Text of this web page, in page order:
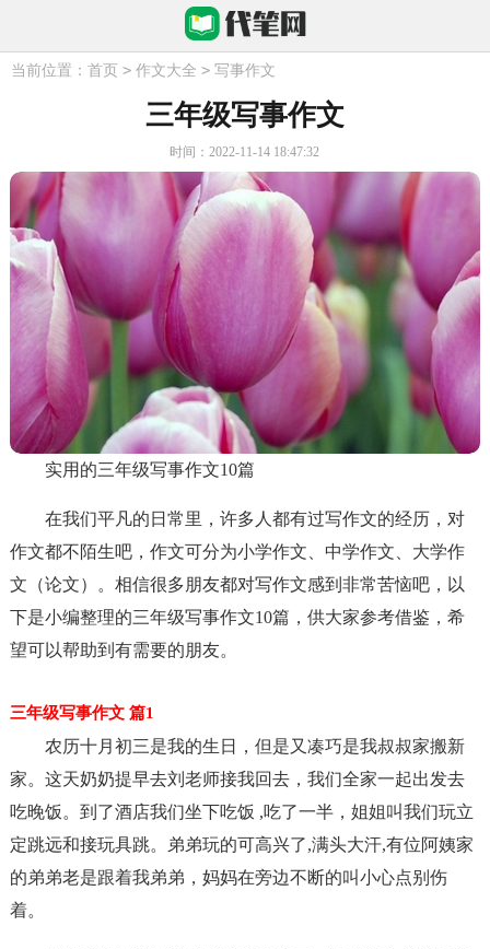
当前位置： 首页 > 作文大全 > 写事作文
三年级写事作文
时间：2022-11-14 18:47:32
实用的三年级写事作文10篇
在我们平凡的日常里，许多人都有过写作文的经历，对
作文都不陌生吧，作文可分为小学作文、中学作文、大学作
文（论文）。相信很多朋友都对写作文感到非常苦恼吧，以
下是小编整理的三年级写事作文10篇，供大家参考借鉴，希
望可以帮助到有需要的朋友。
三年级写事作文 篇1
农历十月初三是我的生日，但是又凑巧是我叔叔家搬新
家。这天奶奶提早去刘老师接我回去，我们全家一起出发去
吃晚饭。到了酒店我们坐下吃饭 ,吃了一半，姐姐叫我们玩立
定跳远和接玩具跳。弟弟玩的可高兴了,满头大汗,有位阿姨家
的弟弟老是跟着我弟弟，妈妈在旁边不断的叫小心点别伤
着。